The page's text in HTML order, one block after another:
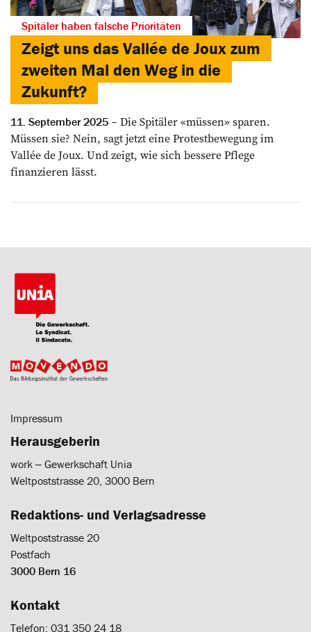
Spitäler haben falsche Prioritäten
Zeigt uns das Vallée de Joux zum
zweiten Mal den Weg in die
Zukunft?
11. September 2025
Die Spitäler «müssen» sparen.
Müssen sie? Nein, sagt jetzt eine Protestbewegung im
Vallée de Joux. Und zeigt, wie sich bessere Pflege
finanzieren lässt.
Impressum
Herausgeberin
work ‒ Gewerkschaft Unia
Weltpoststrasse 20, 3000 Bern
Redaktions- und Verlagsadresse
Weltpoststrasse 20
Postfach
3000 Bern 16
Kontakt
Telefon: 031 350 24 18